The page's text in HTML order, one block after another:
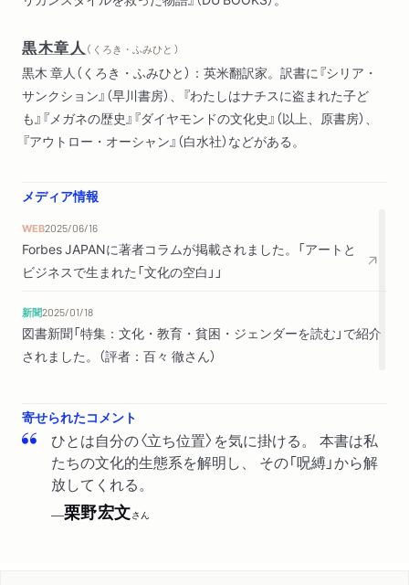
まとめ ステイタスの平等化と文化の創造性
原注
書誌情報
索引
黒木章人 （ くろき・ふみひと ）
黒木 章人（くろき・ふみひと）：英米翻訳家。訳書に『シリア・
サンクション』（早川書房）、『わたしはナチスに盗まれた子ど
も』『メガネの歴史』『ダイヤモンドの文化史』（以上、原書房）、
『アウトロー・オーシャン』（白水社）などがある。
メディア情報
WEB2025/06/16
Forbes JAPANに著者コラムが掲載されました。「アートと
ビジネスで生まれた「文化の空白」」
新聞2025/01/18
図書新聞「特集：文化・教育・貧困・ジェンダーを読む」で紹介
されました。（評者：百々 徹さん）
寄せられたコメント
ひとは自分の〈立ち位置〉を気に掛ける。 本書は私
たちの文化的生態系を解明し、 その「呪縛」から解
放してくれる。
──栗野宏文さん